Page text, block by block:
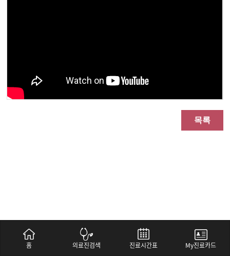
목록
홈 의료진검색 진료시간표 My진료카드